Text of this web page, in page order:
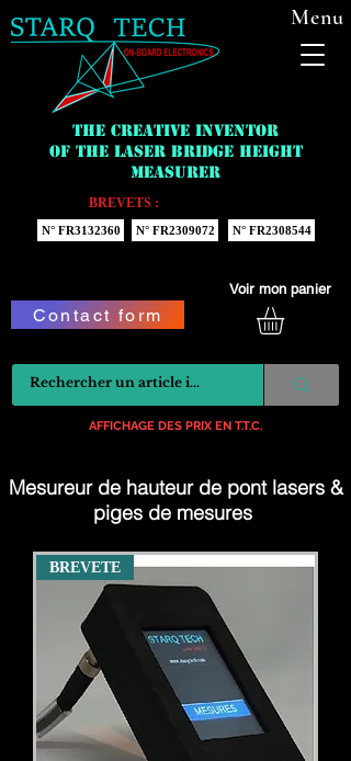
Contact form
The creative inventor
of the laser bridge height
measurer
Menu
BREVETS :
Voir mon panier
AFFICHAGE DES PRIX EN T.T.C.
N° FR3132360 N° FR2309072 N° FR2308544
Mesureur de hauteur de pont lasers &
piges de mesures
BREVETE